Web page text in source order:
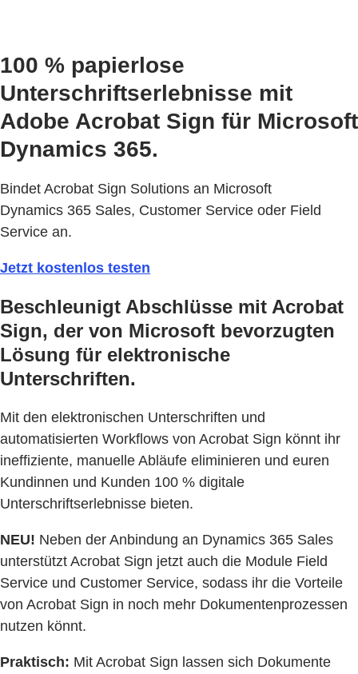
100 % papierlose
Unterschriftserlebnisse mit
Adobe Acrobat Sign für Microsoft
Dynamics 365.
Bindet Acrobat Sign Solutions an Microsoft
Dynamics 365 Sales, Customer Service oder Field
Service an.
Jetzt kostenlos testen
Beschleunigt Abschlüsse mit Acrobat
Sign, der von Microsoft bevorzugten
Lösung für elektronische
Unterschriften.
Mit den elektronischen Unterschriften und
automatisierten Workflows von Acrobat Sign könnt ihr
ineffiziente, manuelle Abläufe eliminieren und euren
Kundinnen und Kunden 100 % digitale
Unterschriftserlebnisse bieten.
NEU! Neben der Anbindung an Dynamics 365 Sales
unterstützt Acrobat Sign jetzt auch die Module Field
Service und Customer Service, sodass ihr die Vorteile
von Acrobat Sign in noch mehr Dokumentenprozessen
nutzen könnt.
Praktisch: Mit Acrobat Sign lassen sich Dokumente